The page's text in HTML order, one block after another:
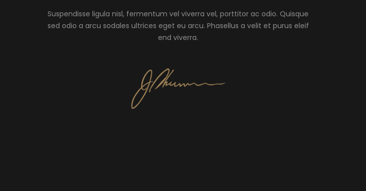
Suspendisse ligula nisl, fermentum vel viverra vel, porttitor ac odio. Quisque
sed odio a arcu sodales ultrices eget eu arcu. Phasellus a velit et purus eleif
end viverra.